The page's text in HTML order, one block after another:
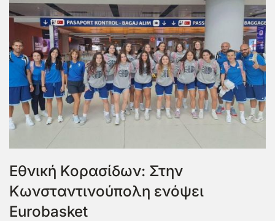
Εθνική Κορασίδων: Στην
Κωνσταντινούπολη ενόψει
Eurobasket